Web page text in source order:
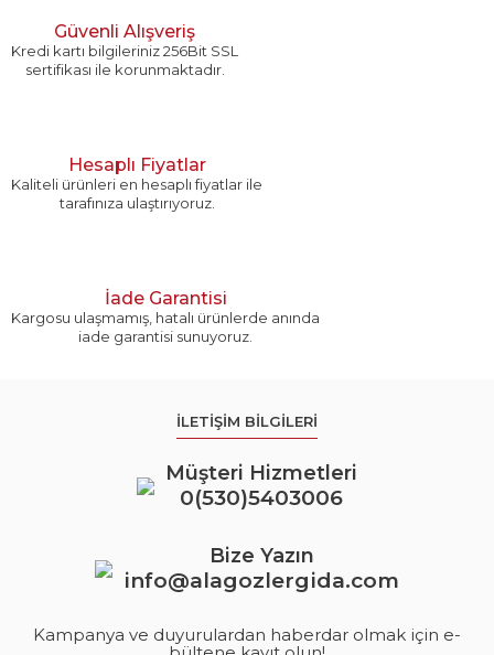
Güvenli Alışveriş
Kredi kartı bilgileriniz 256Bit SSL
sertifikası ile korunmaktadır.
Hesaplı Fiyatlar
Kaliteli ürünleri en hesaplı fiyatlar ile
tarafınıza ulaştırıyoruz.
İade Garantisi
Kargosu ulaşmamış, hatalı ürünlerde anında
iade garantisi sunuyoruz.
İLETİŞİM BİLGİLERİ
Müşteri Hizmetleri
0(530)5403006
Bize Yazın
info@alagozlergida.com
Kampanya ve duyurulardan haberdar olmak için e-